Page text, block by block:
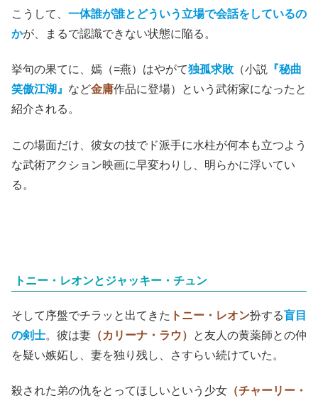
こうして、 一体誰が誰とどういう立場で会話をしているの
かが、まるで認識できない状態に陥る。
挙句の果てに、嫣（=燕）はやがて独孤求敗 （小説
『秘曲
笑傲江湖』 など金庸作品に登場）という武術家になったと
紹介される。
この場面だけ、彼女の技でド派手に水柱が何本も立つよう
な武術アクション映画に早変わりし、明らかに浮いてい
る。
トニー・レオンとジャッキー・チュン
そして序盤でチラッと出てきた トニー・レオン扮する盲目
の剣士。彼は妻 （カリーナ・ラウ）
と友人の黄薬師との仲
を疑い嫉妬し、妻を独り残し、さすらい続けていた。
殺された弟の仇をとってほしいという少女 （チャーリー・